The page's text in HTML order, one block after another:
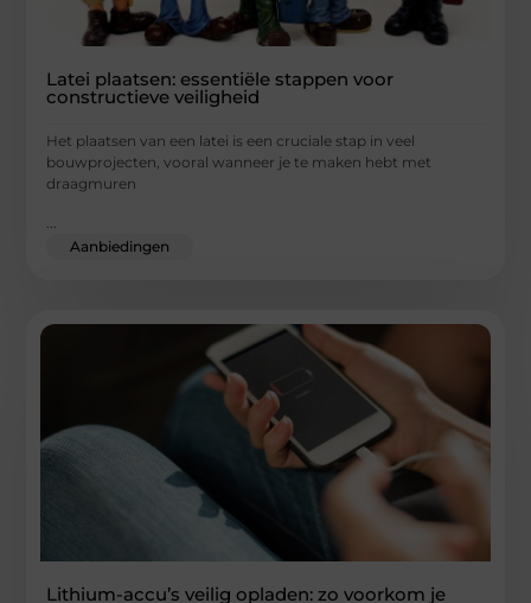
Latei plaatsen: essentiële stappen voor
constructieve veiligheid
Het plaatsen van een latei is een cruciale stap in veel
bouwprojecten, vooral wanneer je te maken hebt met
draagmuren
Aanbiedingen
Lithium-accu’s veilig opladen: zo voorkom je